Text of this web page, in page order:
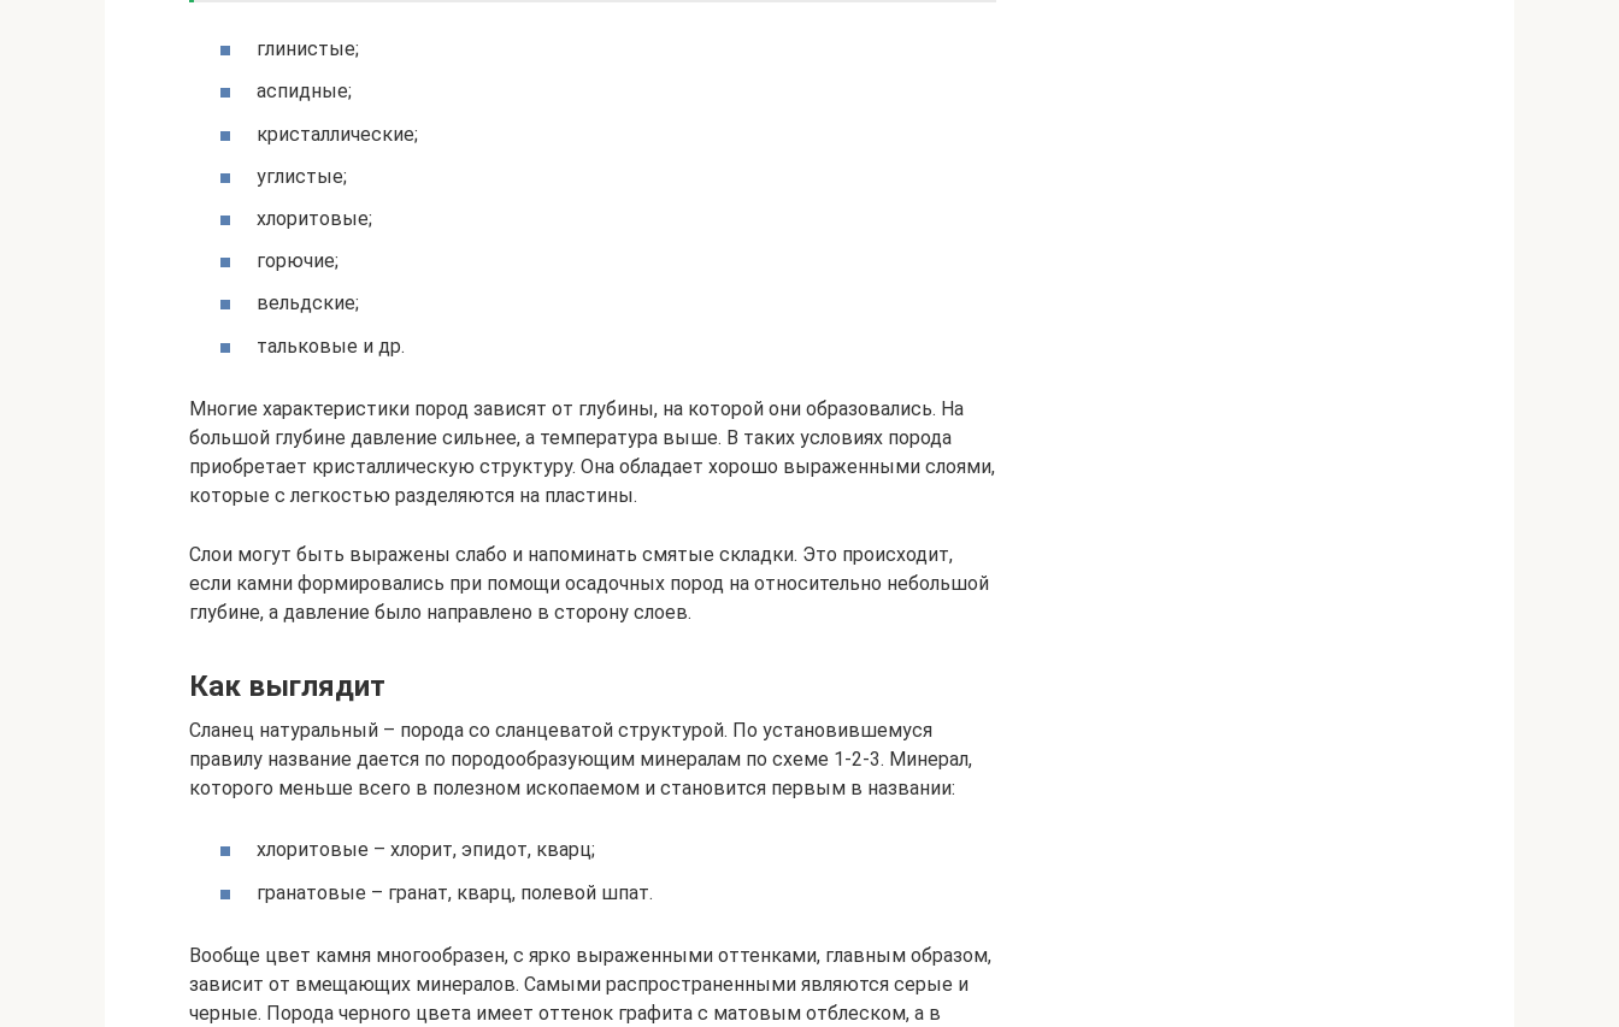
глинистые;
аспидные;
кристаллические;
углистые;
хлоритовые;
горючие;
вельдские;
тальковые и др.
Многие характеристики пород зависят от глубины, на которой они образовались. На
большой глубине давление сильнее, а температура выше. В таких условиях порода
приобретает кристаллическую структуру. Она обладает хорошо выраженными слоями,
которые с легкостью разделяются на пластины.
Слои могут быть выражены слабо и напоминать смятые складки. Это происходит,
если камни формировались при помощи осадочных пород на относительно небольшой
глубине, а давление было направлено в сторону слоев.
Как выглядит
Сланец натуральный – порода со сланцеватой структурой. По установившемуся
правилу название дается по породообразующим минералам по схеме 1-2-3. Минерал,
которого меньше всего в полезном ископаемом и становится первым в названии:
хлоритовые – хлорит, эпидот, кварц;
гранатовые – гранат, кварц, полевой шпат.
Вообще цвет камня многообразен, с ярко выраженными оттенками, главным образом,
зависит от вмещающих минералов. Самыми распространенными являются серые и
черные. Порода черного цвета имеет оттенок графита с матовым отблеском, а в